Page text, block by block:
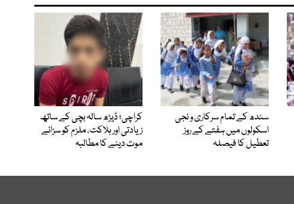
سندھ کے تمام سرکاری و نجی
اسکولوں میں ہفتے کے روز
تعطیل کا فیصلہ
کراچی؛ ڈیڑھ سالہ بچی کے ساتھ
زیادتی اور ہلاکت، ملزم کو سزائے
موت دینے کا مطالبہ